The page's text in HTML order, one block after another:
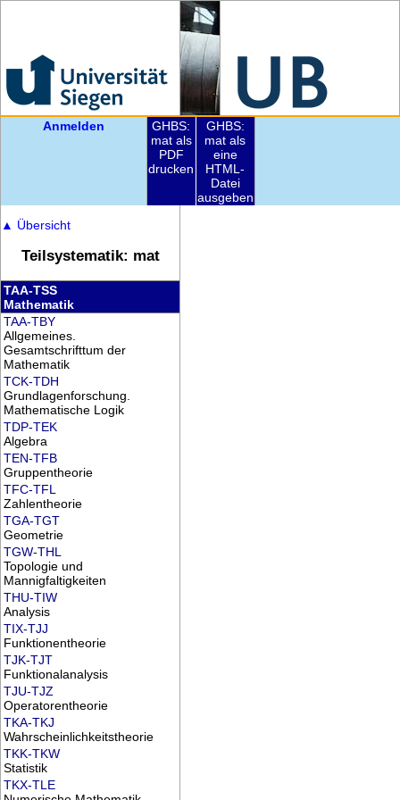
Anmelden
GHBS:
mat als
PDF
drucken
GHBS:
mat als
eine
HTML-
Datei
ausgeben
▲ Übersicht
Teilsystematik: mat
TAA-TSS
Mathematik
TAA-TBY
Allgemeines.
Gesamtschrifttum der
Mathematik
TCK-TDH
Grundlagenforschung.
Mathematische Logik
TDP-TEK
Algebra
TEN-TFB
Gruppentheorie
TFC-TFL
Zahlentheorie
TGA-TGT
Geometrie
TGW-THL
Topologie und
Mannigfaltigkeiten
THU-TIW
Analysis
TIX-TJJ
Funktionentheorie
TJK-TJT
Funktionalanalysis
TJU-TJZ
Operatorentheorie
TKA-TKJ
Wahrscheinlichkeitstheorie
TKK-TKW
Statistik
TKX-TLE